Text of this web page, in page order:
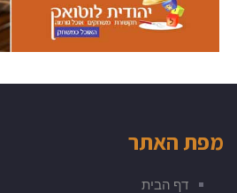
מפת האתר
דף הבית